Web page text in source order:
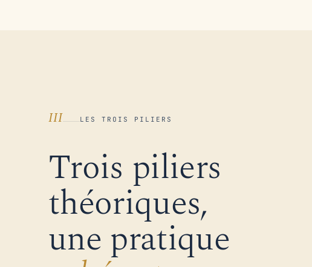
III LES TROIS PILIERS
Trois piliers
théoriques,
une pratique